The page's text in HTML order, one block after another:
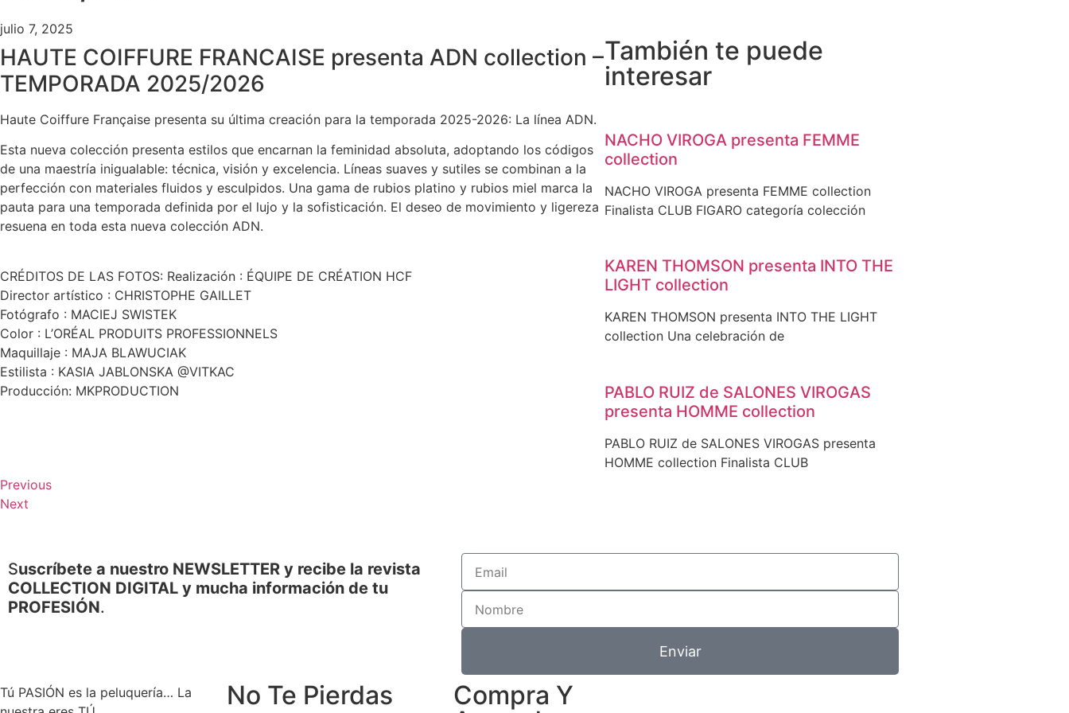
julio 7, 2025
HAUTE COIFFURE FRANCAISE presenta ADN collection –
TEMPORADA 2025/2026
Haute Coiffure Française presenta su última creación para la temporada 2025-2026: La línea ADN.
Esta nueva colección presenta estilos que encarnan la feminidad absoluta, adoptando los códigos
de una maestría inigualable: técnica, visión y excelencia. Líneas suaves y sutiles se combinan a la
perfección con materiales fluidos y esculpidos. Una gama de rubios platino y rubios miel marca la
pauta para una temporada definida por el lujo y la sofisticación. El deseo de movimiento y ligereza
resuena en toda esta nueva colección ADN.
CRÉDITOS DE LAS FOTOS: Realización : ÉQUIPE DE CRÉATION HCF
Director artístico : CHRISTOPHE GAILLET
Fotógrafo : MACIEJ SWISTEK
Color : L’ORÉAL PRODUITS PROFESSIONNELS
Maquillaje : MAJA BLAWUCIAK
Estilista : KASIA JABLONSKA @VITKAC
Producción: MKPRODUCTION
Previous
Next
También te puede
interesar
NACHO VIROGA presenta FEMME
collection
NACHO VIROGA presenta FEMME collection
Finalista CLUB FIGARO categoría colección
KAREN THOMSON presenta INTO THE
LIGHT collection
KAREN THOMSON presenta INTO THE LIGHT
collection Una celebración de
PABLO RUIZ de SALONES VIROGAS
presenta HOMME collection
PABLO RUIZ de SALONES VIROGAS presenta
HOMME collection Finalista CLUB
Suscríbete a nuestro NEWSLETTER y recibe la revista
COLLECTION DIGITAL y mucha información de tu
PROFESIÓN.
Enviar
Tú PASIÓN es la peluquería… La
No Te Pierdas
Compra Y